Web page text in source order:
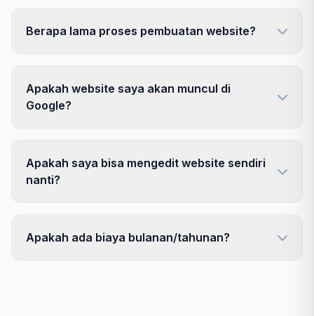
Berapa lama proses pembuatan website?
Apakah website saya akan muncul di
Google?
Apakah saya bisa mengedit website sendiri
nanti?
Apakah ada biaya bulanan/tahunan?